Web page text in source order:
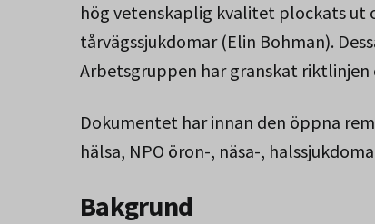
hög vetenskaplig kvalitet plockats ut
tårvägssjukdomar (Elin Bohman).
Arbetsgruppen har granskat
Dokumentet har innan den öppna
hälsa, NPO öron-, näsa-,
Bakgrund